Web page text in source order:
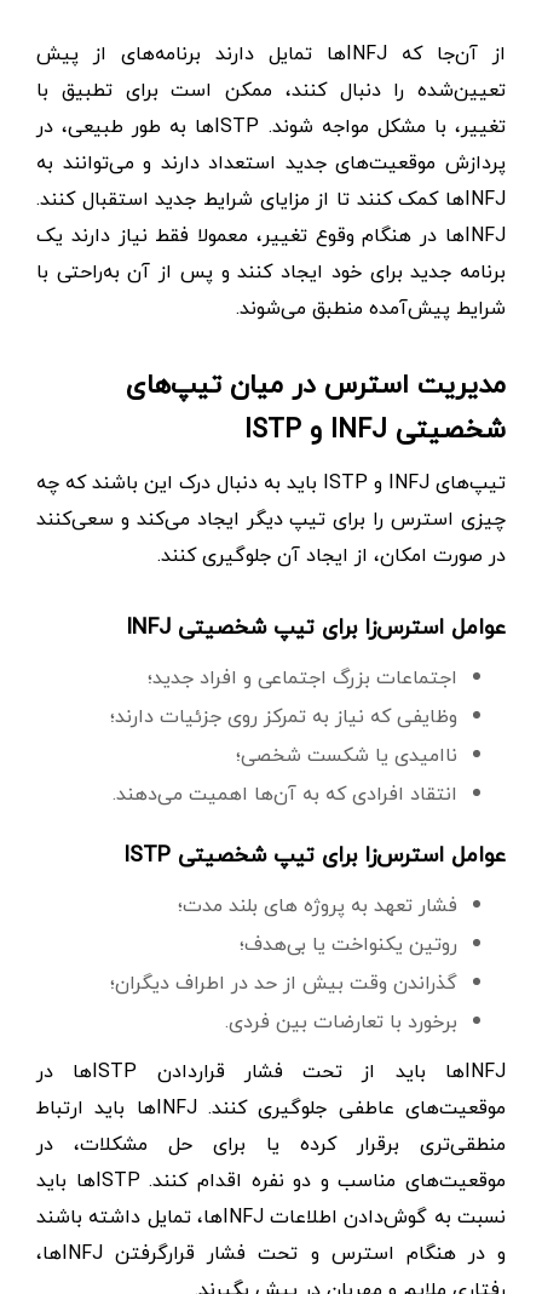
از آن‌جا که INFJها تمایل دارند برنامه‌های از پیش
تعیین‌شده را دنبال کنند، ممکن است برای تطبیق با
تغییر، با مشکل مواجه شوند. ISTPها به طور طبیعی، در
پردازش موقعیت‌های جدید استعداد دارند و می‌توانند به
INFJها کمک کنند تا از مزایای شرایط جدید استقبال کنند.
INFJها در هنگام وقوع تغییر، معمولا فقط نیاز دارند یک
برنامه جدید برای خود ایجاد کنند و پس از آن به‌راحتی با
شرایط پیش‌آمده منطبق می‌شوند.
مدیریت استرس در میان تیپ‌های
شخصیتی INFJ و ISTP
تیپ‌های INFJ و ISTP باید به دنبال درک این باشند که چه
چیزی استرس را برای تیپ دیگر ایجاد می‌کند و سعی‌کنند
در صورت امکان، از ایجاد آن جلوگیری کنند.
عوامل استرس‌زا برای تیپ شخصیتی INFJ
اجتماعات بزرگ اجتماعی و افراد جدید؛
وظایفی که نیاز به تمرکز روی جزئیات دارند؛
ناامیدی یا شکست شخصی؛
انتقاد افرادی که به آن‌ها اهمیت می‌دهند.
عوامل استرس‌زا برای تیپ شخصیتی ISTP
فشار تعهد به پروژه های بلند مدت؛
روتین یکنواخت یا بی‌هدف؛
گذراندن وقت بیش از حد در اطراف دیگران؛
برخورد با تعارضات بین فردی.
INFJها باید از تحت فشار قراردادن ISTPها در
موقعیت‌های عاطفی جلوگیری کنند. INFJها باید ارتباط
منطقی‌تری برقرار کرده یا برای حل مشکلات، در
موقعیت‌های مناسب و دو نفره اقدام کنند. ISTPها باید
نسبت به گوش‌دادن اطلاعات INFJها، تمایل داشته باشند
و در هنگام استرس و تحت فشار قرارگرفتن INFJها،